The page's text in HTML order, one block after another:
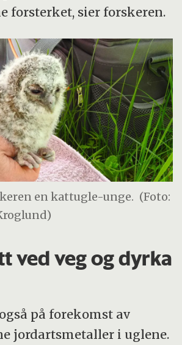
forsterket, sier forskeren.
en kattugle-unge. (Foto:
ved veg og dyrka
på forekomst av
jordartsmetaller i uglene.